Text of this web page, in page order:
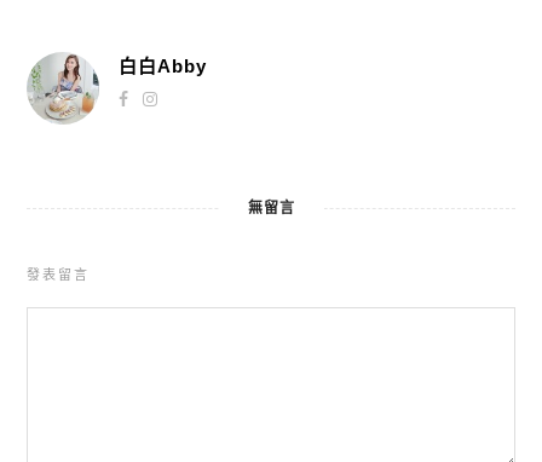
白白Abby
無留言
發表留言